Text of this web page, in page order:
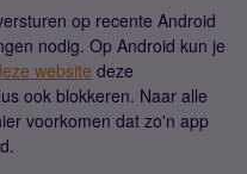
op recente Android
nodig. Op Android kun je
website deze
ook blokkeren. Naar alle
voorkomen dat zo'n app